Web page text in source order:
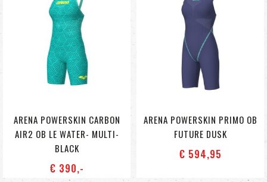
ARENA POWERSKIN CARBON
AIR2 OB LE WATER- MULTI-
BLACK
€ 390,-
ARENA POWERSKIN PRIMO OB
FUTURE DUSK
€ 594,95